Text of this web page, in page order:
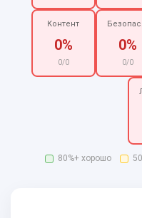
Контент
0%
0/0
0%
0/0
80%+ хорошо